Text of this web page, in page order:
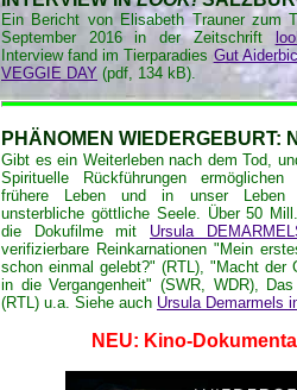
Ein Bericht von Elisabeth Trauner zum
September 2016 in der Zeitschrift
Interview fand im Tierparadies Gut
VEGGIE DAY (pdf, 134 kB).
PHÄNOMEN WIEDERGEBURT:
Gibt es ein Weiterleben nach dem Tod,
Spirituelle Rückführungen
frühere Leben und in unser
unsterbliche göttliche Seele. Über 50
die Dokufilme mit Ursula
verifizierbare Reinkarnationen "Mein
schon einmal gelebt?" (RTL), "Macht der
in die Vergangenheit" (SWR, WDR),
(RTL) u.a. Siehe auch Ursula Demarmels
NEU: Kino-